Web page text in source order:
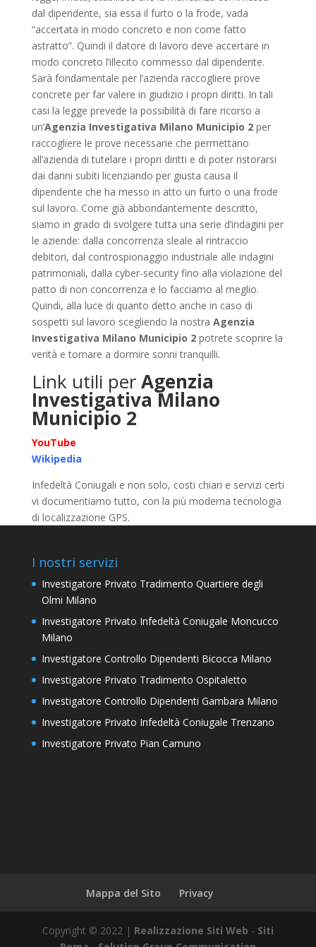
dal dipendente, sia essa il furto o la frode, vada
“accertata in modo concreto e non come fatto
astratto”. Quindi il datore di lavoro deve accertare in
modo concreto l’illecito commesso dal dipendente.
Sarà fondamentale per l’azienda raccogliere prove
concrete per far valere in giudizio i propri diritti. In tali
casi la legge prevede la possibilità di fare ricorso a
un’Agenzia Investigativa Milano Municipio 2per
raccogliere le prove necessarie che permettano
all’azienda di tutelare i propri diritti e di poter ristorarsi
dai danni subiti licenziando per giusta causa il
dipendente che ha messo in atto un furto o una frode
sul lavoro. Come già abbondantemente descritto,
siamo in grado di svolgere tutta una serie d’indagini per
le aziende: dalla concorrenza sleale al rintraccio
debitori, dal controspionaggio industriale alle indagini
patrimoniali, dalla cyber-security fino alla violazione del
patto di non concorrenza e lo facciamo al meglio.
Quindi, alla luce di quanto detto anche in caso di
sospetti sul lavoro scegliendo la nostra Agenzia
Investigativa Milano Municipio 2potrete scoprire la
verità e tornare a dormire sonni tranquilli.
Link utili perAgenzia
Investigativa Milano
Municipio 2
YouTube
Wikipedia
Infedeltà Coniugali e non solo, costi chiari e servizi certi
vi documentiamo tutto, con la più moderna tecnologia
di localizzazione GPS.
I nostri servizi
Investigatore Privato Tradimento Quartiere degli
Olmi Milano
Investigatore Privato Infedeltà Coniugale Moncucco
Milano
Investigatore Controllo Dipendenti Bicocca Milano
Investigatore Privato Tradimento Ospitaletto
Investigatore Controllo Dipendenti Gambara Milano
Investigatore Privato Infedeltà Coniugale Trenzano
Investigatore Privato Pian Camuno
Mappa del Sito Privacy
Copyright © 2022 | Realizzazione Siti Web - Siti